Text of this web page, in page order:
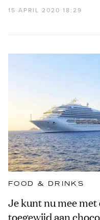
15 APRIL 2020 18:29
FOOD & DRINKS
Je kunt nu mee